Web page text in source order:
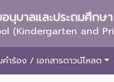
นุบาลและประถมศึกษา
(Kindergarten and
คำร้อง / เอกสารดาวน์โหลด